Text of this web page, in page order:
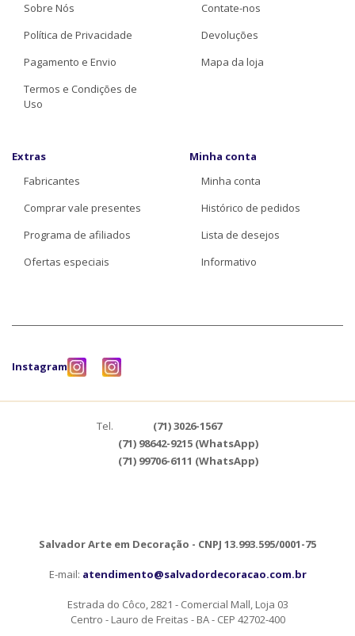
Sobre Nós
Política de Privacidade
Pagamento e Envio
Termos e Condições de
Uso
Contate-nos
Devoluções
Mapa da loja
Extras
Fabricantes
Comprar vale presentes
Programa de afiliados
Ofertas especiais
Minha conta
Minha conta
Histórico de pedidos
Lista de desejos
Informativo
Instagram
Tel.
(71) 3026-1567
(71) 98642-9215 (WhatsApp)
(71) 99706-6111 (WhatsApp)
Salvador Arte em Decoração - CNPJ 13.993.595/0001-75
E-mail: atendimento@salvadordecoracao.com.br
Estrada do Côco, 2821 - Comercial Mall, Loja 03
Centro - Lauro de Freitas - BA - CEP 42702-400